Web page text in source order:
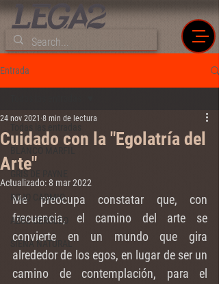
Entrada
ROJO CADMIO
AZUL CERÚLEO
SIENA NATURAL
Cuidado con la "Egolatría del
Arte"
24 nov 2021 8 min de lectura
Actualizado: 8 mar 2022
Me preocupa constatar que, con
frecuencia, el camino del arte se
convierte en un mundo que gira
alrededor de los egos, en lugar de ser un
camino de contemplación, para el